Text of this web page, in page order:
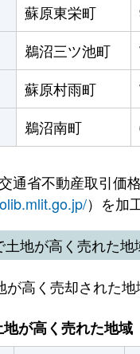
蘇原東栄町
鵜沼三ツ池町
蘇原村雨町
鵜沼南町
通省不動産取引価
）を加
土地が高く売れた地
高く売却された地
が高く売れた地域